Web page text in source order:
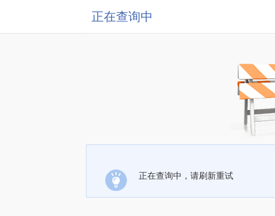
正在查询中
正在查询中，请刷新重试